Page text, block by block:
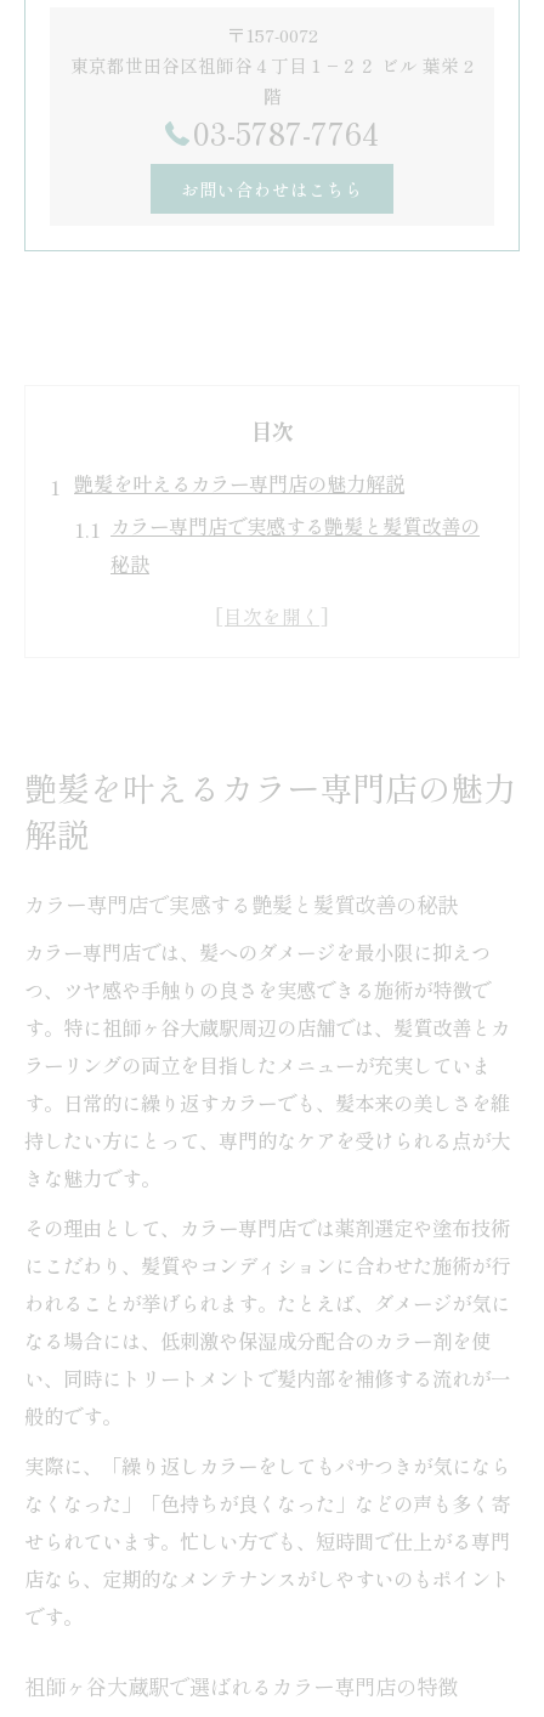
〒157-0072
東京都世田谷区祖師谷４丁目１−２２ ビル 葉栄 2
階
03-5787-7764
お問い合わせはこちら
目次
艶髪を叶えるカラー専門店の魅力解説
カラー専門店で実感する艶髪と髪質改善の
秘訣
祖師ヶ谷大蔵駅で選ばれるカラー専門店の
ンド
カラー専門店で叶える理想の髪色への近道
髪質や悩みに合ったカラー専門店の選び方
ガイド
カラー専門店ならではの相談しやすい雰囲
ホットペッパービューティー活用で店舗選
びをスムーズに
ダメージ軽減を目指すカラーリング選び方
カラー専門店で叶う低ダメージ施術の工夫
果的な理由
髪質改善を意識したカラー専門店の選び方
ダメージが気になる方のための相談ポイン
ト
髪質を活かすオーガニックカラーの極意
艶髪を叶えるカラー専門店の魅力
解説
カラー専門店で実感する艶髪と髪質改善の秘訣
カラー専門店では、髪へのダメージを最小限に抑えつ
つ、ツヤ感や手触りの良さを実感できる施術が特徴で
す。特に祖師ヶ谷大蔵駅周辺の店舗では、髪質改善とカ
ラーリングの両立を目指したメニューが充実していま
す。日常的に繰り返すカラーでも、髪本来の美しさを維
持したい方にとって、専門的なケアを受けられる点が大
きな魅力です。
その理由として、カラー専門店では薬剤選定や塗布技術
にこだわり、髪質やコンディションに合わせた施術が行
われることが挙げられます。たとえば、ダメージが気に
なる場合には、低刺激や保湿成分配合のカラー剤を使
い、同時にトリートメントで髪内部を補修する流れが一
般的です。
実際に、「繰り返しカラーをしてもパサつきが気になら
なくなった」「色持ちが良くなった」などの声も多く寄
せられています。忙しい方でも、短時間で仕上がる専門
店なら、定期的なメンテナンスがしやすいのもポイント
です。
祖師ヶ谷大蔵駅で選ばれるカラー専門店の特徴